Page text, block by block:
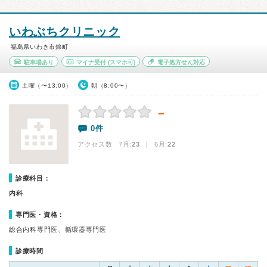
いわぶちクリニック
福島県いわき市錦町
駐車場あり マイナ受付(スマホ可) 電子処方せん対応
土曜（〜13:00） 朝（8:00〜）
－
0件
アクセス数 7月:23 | 6月:22
診療科目：
内科
専門医・資格：
総合内科専門医、循環器専門医
診療時間